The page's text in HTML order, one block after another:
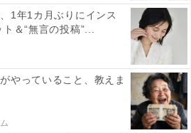
1年1カ月ぶりにインス
＆“無言の投稿”...
やっていること、教えま